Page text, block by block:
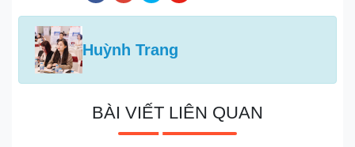
Huỳnh Trang
BÀI VIẾT LIÊN QUAN